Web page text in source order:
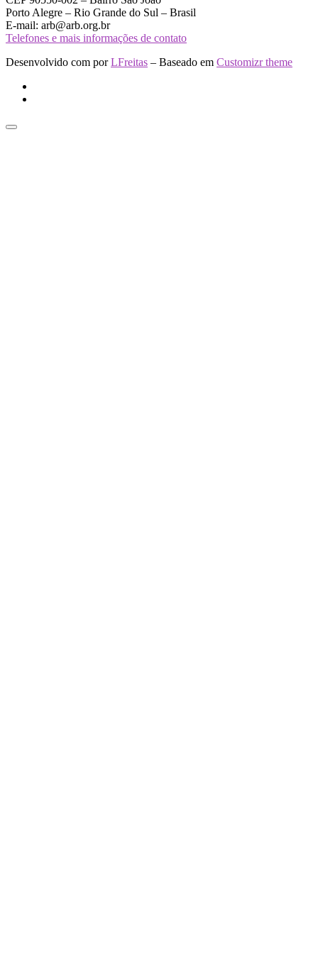
Porto Alegre – Rio Grande do Sul – Brasil
E-mail: arb@arb.org.br
Telefones e mais informações de contato
Desenvolvido com porLFreitas – Baseado em Customizr theme